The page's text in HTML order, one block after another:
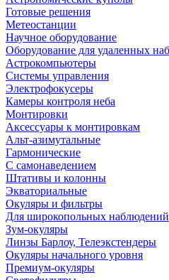
Готовые решения
Метеостанции
Научное оборудование
Оборудование для удаленных
Астрокомпьютеры
Системы управления
Электрофокусеры
Камеры контроля неба
Монтировки
Аксессуары к монтировкам
Альт-азимутальные
Гармонические
С самонаведением
Штативы и колонны
Экваториальные
Окуляры и фильтры
Для широкопольных наблюдений
Зум-окуляры
Линзы Барлоу, Телеэкстендеры
Окуляры начального уровня
Премиум-окуляры